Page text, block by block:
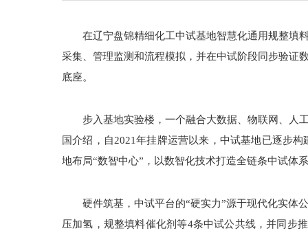
在辽宁盘锦精细化工中试基地智慧化通用规整填
采集、管理监测和流程模拟，并在中试阶段同步验证
底座。
步入基地实验楼，一个融合大数据、物联网、人
国介绍，自2021年挂牌运营以来，中试基地已逐步
地布局“数智中心”，以数智化技术打造全链条中试体
硬件筑基，中试平台的“硬实力”源于现代化实体
压加氢，规整填料催化剂等4条中试公共线，并同步